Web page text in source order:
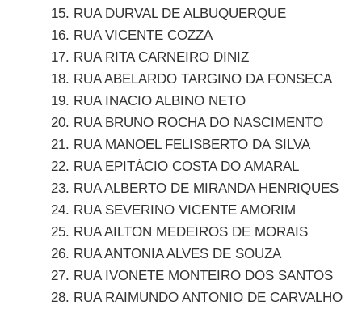
RUA DURVAL DE ALBUQUERQUE
RUA VICENTE COZZA
RUA RITA CARNEIRO DINIZ
RUA ABELARDO TARGINO DA FONSECA
RUA INACIO ALBINO NETO
RUA BRUNO ROCHA DO NASCIMENTO
RUA MANOEL FELISBERTO DA SILVA
RUA EPITÁCIO COSTA DO AMARAL
RUA ALBERTO DE MIRANDA HENRIQUES
RUA SEVERINO VICENTE AMORIM
RUA AILTON MEDEIROS DE MORAIS
RUA ANTONIA ALVES DE SOUZA
RUA IVONETE MONTEIRO DOS SANTOS
RUA RAIMUNDO ANTONIO DE CARVALHO